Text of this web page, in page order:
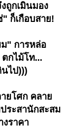
ถูกเมินมอง
ก็เกือบสาย!
" การหล่อ
กไม้โท...
ไป)))
ยโศก คลาย
ระสานักสะสม
ราคา